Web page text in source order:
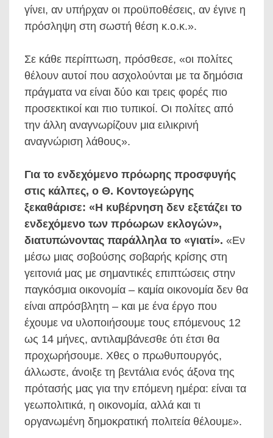
γίνει, αν υπήρχαν οι προϋποθέσεις, αν έγινε η
πρόσληψη στη σωστή θέση κ.ο.κ.».
Σε κάθε περίπτωση, πρόσθεσε, «οι πολίτες
θέλουν αυτοί που ασχολούνται με τα δημόσια
πράγματα να είναι δύο και τρεις φορές πιο
προσεκτικοί και πιο τυπικοί. Οι πολίτες από
την άλλη αναγνωρίζουν μια ειλικρινή
αναγνώριση λάθους».
Για το ενδεχόμενο πρόωρης προσφυγής
στις κάλπες, ο Θ. Κοντογεώργης
ξεκαθάρισε: «Η κυβέρνηση δεν εξετάζει το
ενδεχόμενο των πρόωρων εκλογών»,
διατυπώνοντας παράλληλα το «γιατί». «Εν
μέσω μιας σοβούσης σοβαρής κρίσης στη
γειτονιά μας με σημαντικές επιπτώσεις στην
παγκόσμια οικονομία – καμία οικονομία δεν θα
είναι απρόσβλητη – και με ένα έργο που
έχουμε να υλοποιήσουμε τους επόμενους 12
ως 14 μήνες, αντιλαμβάνεσθε ότι έτσι θα
προχωρήσουμε. Χθες ο πρωθυπουργός,
άλλωστε, άνοιξε τη βεντάλια ενός άξονα της
πρότασής μας για την επόμενη ημέρα: είναι τα
γεωπολιτικά, η οικονομία, αλλά και τι
οργανωμένη δημοκρατική πολιτεία θέλουμε».